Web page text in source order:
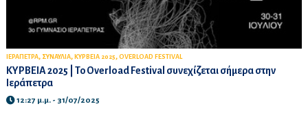
ΙΕΡΑΠΕΤΡΑ, ΣΥΝΑΥΛΙΑ, ΚΥΡΒΕΙΑ 2025, OVERLOAD FESTIVAL
ΚΥΡΒΕΙΑ 2025 | Το Overload Festival συνεχίζεται σήμερα στην
Ιεράπετρα
12:27 μ.μ. - 31/07/2025